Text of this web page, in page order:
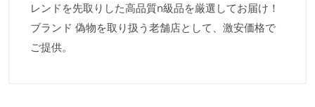
レンドを先取りした高品質n級品を厳選してお届け！
ブランド 偽物を取り扱う老舗店として、激安価格で
ご提供。